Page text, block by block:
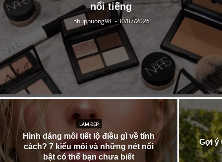
nổi tiếng
nhuphuong98 -30/07/2026
LÀM ĐẸP
Hình dáng môi tiết lộ điều gì về tính
cách? 7 kiểu môi và những nét nổi
bật có thể bạn chưa biết
Gợi ý